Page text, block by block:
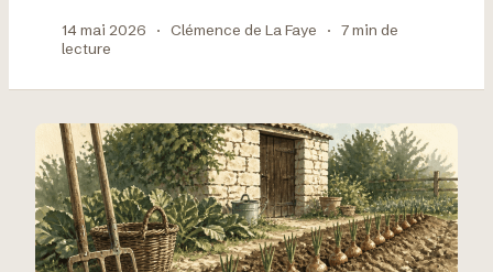
14 mai 2026 · Clémence de La Faye · 7 min de
lecture